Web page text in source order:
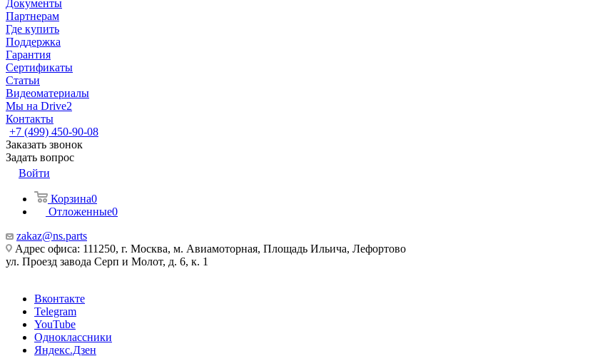
Документы
Партнерам
Где купить
Поддержка
Гарантия
Сертификаты
Статьи
Видеоматериалы
Мы на Drive2
Контакты
+7 (499) 450-90-08
Заказать звонок
Задать вопрос
Войти
Корзина0
Отложенные0
zakaz@ns.parts
Адрес офиса: 111250, г. Москва, м. Авиамоторная, Площадь Ильича, Лефортово
ул. Проезд завода Серп и Молот, д. 6, к. 1
Вконтакте
Telegram
YouTube
Одноклассники
Яндекс.Дзен